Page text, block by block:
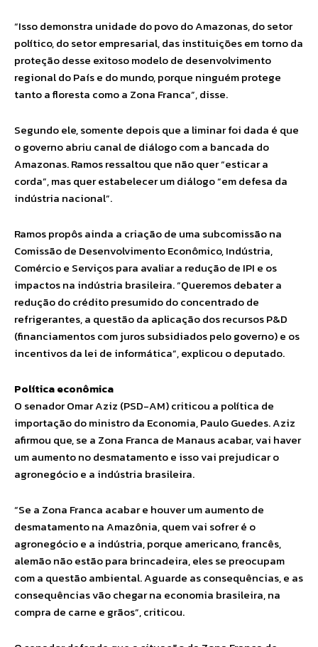
“Isso demonstra unidade do povo do Amazonas, do setor
político, do setor empresarial, das instituições em torno da
proteção desse exitoso modelo de desenvolvimento
regional do País e do mundo, porque ninguém protege
tanto a floresta como a Zona Franca”, disse.
Segundo ele, somente depois que a liminar foi dada é que
o governo abriu canal de diálogo com a bancada do
Amazonas. Ramos ressaltou que não quer “esticar a
corda”, mas quer estabelecer um diálogo “em defesa da
indústria nacional”.
Ramos propôs ainda a criação de uma subcomissão na
Comissão de Desenvolvimento Econômico, Indústria,
Comércio e Serviços para avaliar a redução de IPI e os
impactos na indústria brasileira. “Queremos debater a
redução do crédito presumido do concentrado de
refrigerantes, a questão da aplicação dos recursos P&D
(financiamentos com juros subsidiados pelo governo) e os
incentivos da lei de informática”, explicou o deputado.
Política econômica
O senador Omar Aziz (PSD-AM) criticou a política de
importação do ministro da Economia, Paulo Guedes. Aziz
afirmou que, se a Zona Franca de Manaus acabar, vai haver
um aumento no desmatamento e isso vai prejudicar o
agronegócio e a indústria brasileira.
“Se a Zona Franca acabar e houver um aumento de
desmatamento na Amazônia, quem vai sofrer é o
agronegócio e a indústria, porque americano, francês,
alemão não estão para brincadeira, eles se preocupam
com a questão ambiental. Aguarde as consequências, e as
consequências vão chegar na economia brasileira, na
compra de carne e grãos”, criticou.